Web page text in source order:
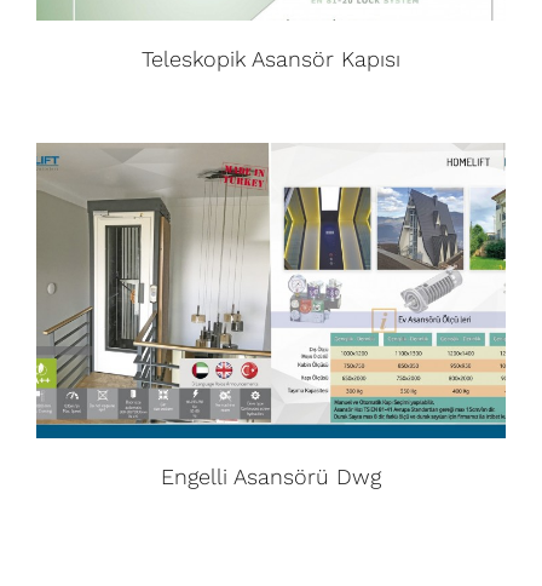
Teleskopik Asansör Kapısı
Engelli Asansörü Dwg